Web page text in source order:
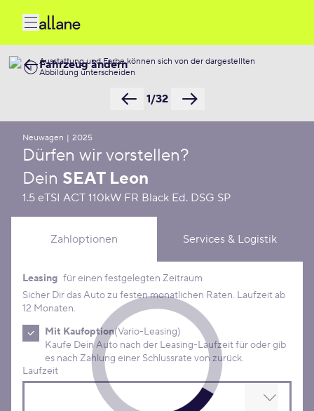
Ausstattung und Farbe können sich von der dargestellten
Abbildung unterscheiden
1/32
Fahrzeug ändern
Neuwagen | 2025
Dürfen wir vorstellen?
Dein SEAT Leon
1.5 eTSI ACT 110kW FR Black Ed. DSG SP
Zahloptionen Services & Logistik
Leasing Konditionen
Leasing für einen festgelegten Zeitraum
Sicher Dir das Auto zu festen monatlichen Raten. Laufzeit ab
12 Monaten.
Mit Kaufoption(Vario-Leasing)
Kaufe Dein Auto nach der Leasing-Laufzeit für oder gib
es nach Zahlung einer Schlussrate von zurück.
Laufzeit